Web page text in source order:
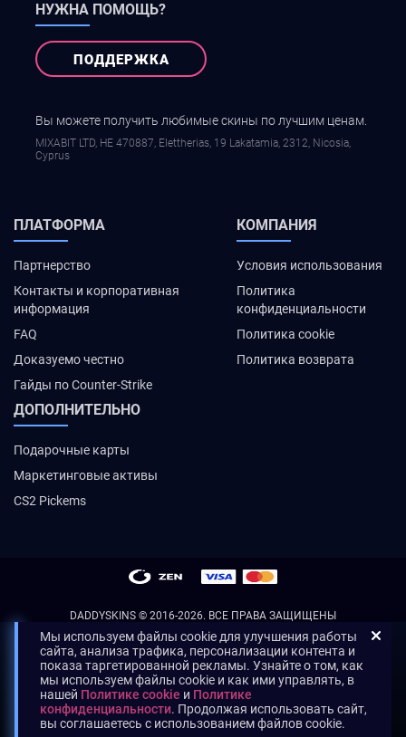
НУЖНА ПОМОЩЬ?
ПОДДЕРЖКА
Вы можете получить любимые скины по лучшим ценам.
MIXABIT LTD, ΗΕ 470887, Elettherias, 19 Lakatamia, 2312, Nicosia,
Cyprus
ПЛАТФОРМА
Партнерство
Контакты и корпоративная
информация
FAQ
Доказуемо честно
Гайды по Counter-Strike
КОМПАНИЯ
Условия использования
Политика
конфиденциальности
Политика cookie
Политика возврата
ДОПОЛНИТЕЛЬНО
Подарочные карты
Маркетинговые активы
CS2 Pickems
DADDYSKINS © 2016-2026. ВСЕ ПРАВА ЗАЩИЩЕНЫ
Мы используем файлы cookie для улучшения работы
сайта, анализа трафика, персонализации контента и
показа таргетированной рекламы. Узнайте о том, как
мы используем файлы cookie и как ими управлять, в
нашей Политике cookie и Политике
конфиденциальности. Продолжая использовать сайт,
вы соглашаетесь с использованием файлов cookie.